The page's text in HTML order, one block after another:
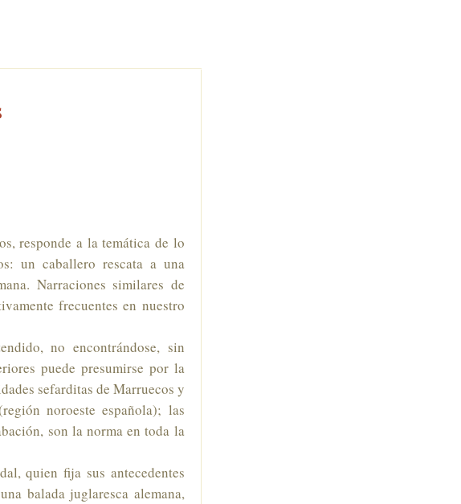
responde a la temática de lo
un caballero rescata a una
Narraciones similares de
frecuentes en nuestro
no encontrándose, sin
puede presumirse por la
sefarditas de Marruecos y
noroeste española); las
son la norma en toda la
quien fija sus antecedentes
balada juglaresca alemana,